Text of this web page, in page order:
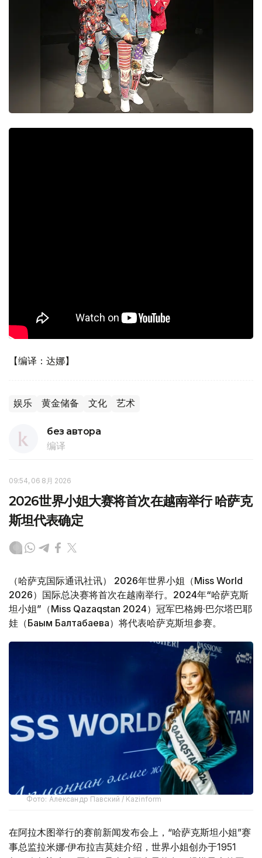
【编译：达娜】
娱乐 黄金储备 文化 艺术
без автора
编译
09:54, 06 8月 2026
2026世界小姐大赛将首次在越南举行 哈萨克
斯坦代表确定
（哈萨克国际通讯社讯） 2026年世界小姐（Miss World
2026）国际总决赛将首次在越南举行。2024年“哈萨克斯
坦小姐”（Miss Qazaqstan 2024）冠军巴格姆·巴尔塔巴耶
娃（Бағым Балтабаева）将代表哈萨克斯坦参赛。
Фото: Александр Павский / Kazinform
在阿拉木图举行的赛前新闻发布会上，“哈萨克斯坦小姐”赛
事总监拉米娜·伊布拉吉莫娃介绍，世界小姐创办于1951